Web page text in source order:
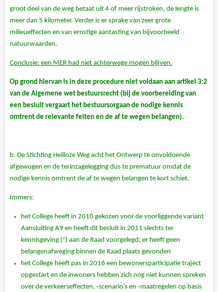
groot deel van de weg betaat uit 4 of meer rijstroken, de lengte is
meer dan 5 kilometer. Verder is er sprake van zeer grote
milieueffecten en van ernstige aantasting van bijvoorbeeld
natuurwaarden.
Conclusie: een MER had niet achterwege mogen blijven.
Op grond hiervan is in deze procedure niet voldaan aan artikel 3:2
van de Algemene wet bestuursrecht (bij de voorbereiding van
een besluit vergaart het bestuursorgaan de nodige kennis
omtrent de relevante feiten en de af te wegen belangen).
b. De Stichting Heilloze Weg acht het Ontwerp te onvoldoende
afgewogen en de terinzagelegging dus te prematuur omdat de
nodige kennis omtrent de af te wegen belangen te kort schiet.
Immers:
het College heeft in 2010 gekozen voor de voorliggende variant
Aansluiting A9 en heeft dit besluit in 2011 slechts ter
kennisgeving (!) aan de Raad voorgelegd; er heeft geen
belangenafweging binnen de Raad plaats gevonden
het College heeft pas in 2016 een bewonersparticipatie traject
opgestart en de inwoners hebben zich nog niet kunnen spreken
over de verkeerseffecten, -scenario’s en -maatregelen op basis